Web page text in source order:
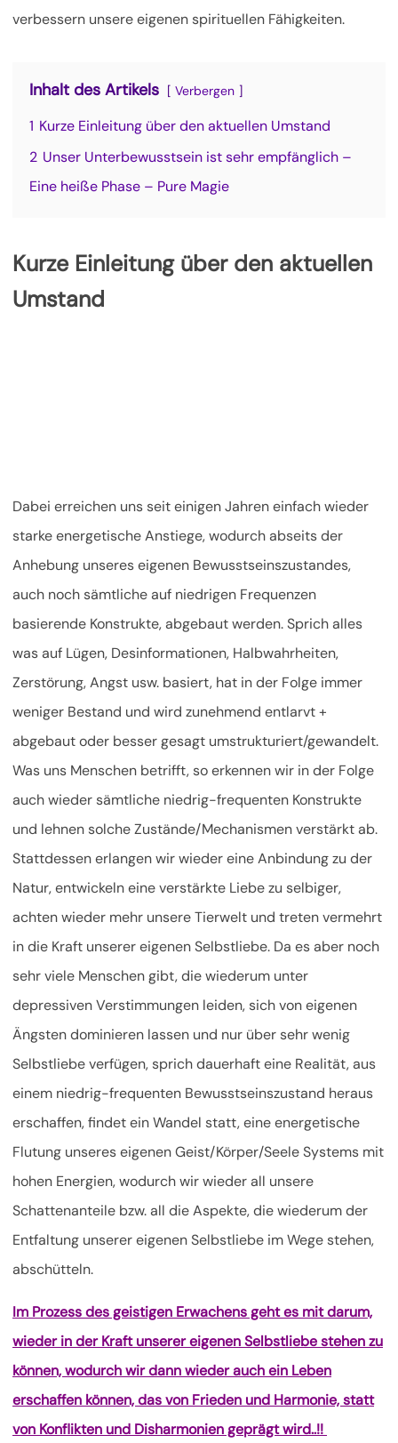
verbessern unsere eigenen spirituellen Fähigkeiten.
Inhalt des Artikels Verbergen
1 Kurze Einleitung über den aktuellen Umstand
2 Unser Unterbewusstsein ist sehr empfänglich –
Eine heiße Phase – Pure Magie
Kurze Einleitung über den aktuellen
Umstand
Dabei erreichen uns seit einigen Jahren einfach wieder
starke energetische Anstiege, wodurch abseits der
Anhebung unseres eigenen Bewusstseinszustandes,
auch noch sämtliche auf niedrigen Frequenzen
basierende Konstrukte, abgebaut werden. Sprich alles
was auf Lügen, Desinformationen, Halbwahrheiten,
Zerstörung, Angst usw. basiert, hat in der Folge immer
weniger Bestand und wird zunehmend entlarvt +
abgebaut oder besser gesagt umstrukturiert/gewandelt.
Was uns Menschen betrifft, so erkennen wir in der Folge
auch wieder sämtliche niedrig-frequenten Konstrukte
und lehnen solche Zustände/Mechanismen verstärkt ab.
Stattdessen erlangen wir wieder eine Anbindung zu der
Natur, entwickeln eine verstärkte Liebe zu selbiger,
achten wieder mehr unsere Tierwelt und treten vermehrt
in die Kraft unserer eigenen Selbstliebe. Da es aber noch
sehr viele Menschen gibt, die wiederum unter
depressiven Verstimmungen leiden, sich von eigenen
Ängsten dominieren lassen und nur über sehr wenig
Selbstliebe verfügen, sprich dauerhaft eine Realität, aus
einem niedrig-frequenten Bewusstseinszustand heraus
erschaffen, findet ein Wandel statt, eine energetische
Flutung unseres eigenen Geist/Körper/Seele Systems mit
hohen Energien, wodurch wir wieder all unsere
Schattenanteile bzw. all die Aspekte, die wiederum der
Entfaltung unserer eigenen Selbstliebe im Wege stehen,
abschütteln.
Im Prozess des geistigen Erwachens geht es mit darum,
wieder in der Kraft unserer eigenen Selbstliebe stehen zu
können, wodurch wir dann wieder auch ein Leben
erschaffen können, das von Frieden und Harmonie, statt
von Konflikten und Disharmonien geprägt wird..!!